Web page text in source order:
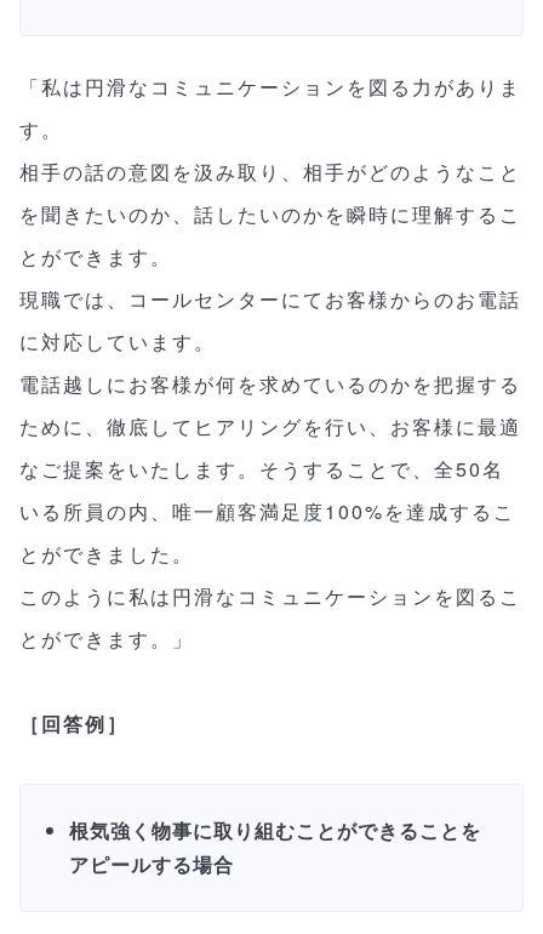
「私は円滑なコミュニケーションを図る力がありま
す。
相手の話の意図を汲み取り、相手がどのようなこと
を聞きたいのか、話したいのかを瞬時に理解するこ
とができます。
現職では、コールセンターにてお客様からのお電話
に対応しています。
電話越しにお客様が何を求めているのかを把握する
ために、徹底してヒアリングを行い、お客様に最適
なご提案をいたします。そうすることで、全50名
いる所員の内、唯一顧客満足度100%を達成するこ
とができました。
このように私は円滑なコミュニケーションを図るこ
とができます。」
［回答例］
根気強く物事に取り組むことができることを
アピールする場合